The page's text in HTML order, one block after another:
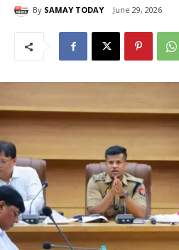
By SAMAY TODAY June 29, 2026